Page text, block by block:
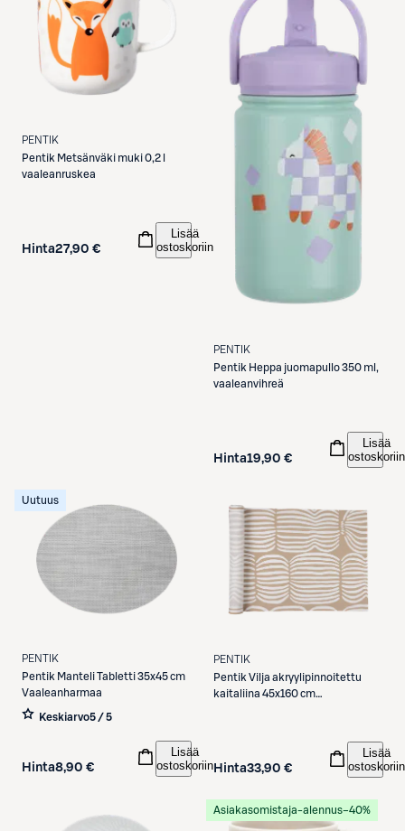
PENTIK
Pentik Metsänväki muki 0,2 l
vaaleanruskea
Hinta27,90 €
Lisää
ostoskoriin
PENTIK
Pentik Heppa juomapullo 350 ml,
vaaleanvihreä
Hinta19,90 €
Lisää
ostoskoriin
Uutuus
PENTIK
Pentik Manteli Tabletti 35x45 cm
Vaaleanharmaa
Keskiarvo5 / 5
Hinta8,90 €
Lisää
ostoskoriin
PENTIK
Pentik Vilja akryylipinnoitettu
kaitaliina 45x160 cm
Hinta33,90 €
Lisää
ostoskoriin
Asiakasomistaja-alennus−40%